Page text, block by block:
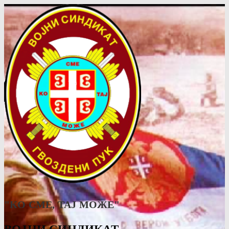
"КО СМЕ, ТАJ МОЖЕ"